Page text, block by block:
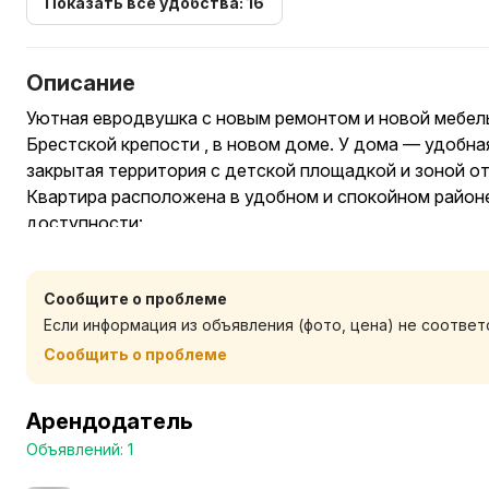
Описание
Уютная евродвушка с новым ремонтом и новой
Брестской крепости , в новом доме. У дома —
закрытая территория с детской площадкой и зоной
Квартира расположена в удобном и спокойном
доступности:
остановки транспорта
пешая доступность к Брестской крепости
быстрый выезд к основным улицам города
Квартира новая, ухоженная, полностью
новая, большая и удобная двухспальная кровать
2 новых дивана ( дополнительные спальные места)
полностью оборудованная кухня
Сообщите о проблеме
Если информация из объявления (фото, цена) не
Сообщить о проблеме
Арендодатель
Объявлений: 1